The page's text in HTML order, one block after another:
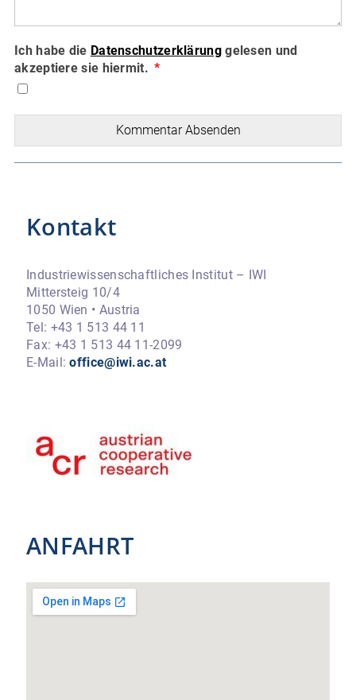
Ich habe die Datenschutzerklärunggelesen und
akzeptiere sie hiermit.
Kommentar Absenden
Kontakt
Industriewissenschaftliches Institut – IWI
Mittersteig 10/4
1050 Wien • Austria
Tel: +43 1 513 44 11
Fax: +43 1 513 44 11-2099
E-Mail:office@iwi.ac.at
ANFAHRT